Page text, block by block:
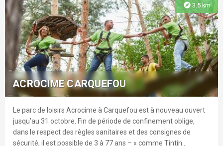
CIRCUIT DE BELLEVUE
Au départ du plan d’eau du Plessis, cette petite boucle vous
permettra de découvrir la biodiversité de la commune, en
traversant les prairies humides des bords de Loire. Des
panneaux, le long du parcours, décrivent d’ailleurs le
patrimoine rencontré. Pour ceux qui souhaitent poursuivre, le
circuit vous donne accès à l’île Clémentine, la plus petite des
îles de la Loire, zone de détente et de pique-nique. La
promenade se poursuit par la découverte du hameau de
explore4.5 km
explore 3.5 km
ACROCIME CARQUEFOU
Le parc de loisirs Acrocime à Carquefou est à nouveau ouvert
jusqu’au 31 octobre. Fin de période de confinement oblige,
dans le respect des règles sanitaires et des consignes de
sécurité, il est possible de 3 à 77 ans – « comme Tintin